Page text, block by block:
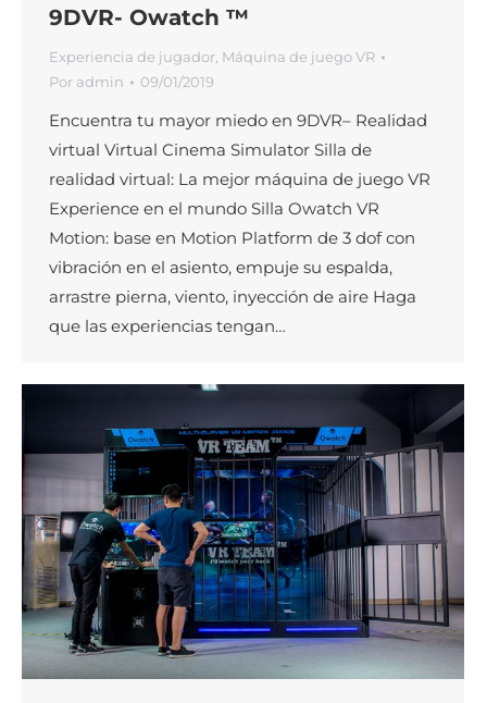
9DVR- Owatch ™
Experiencia de jugador, Máquina de juego VR
Por admin 09/01/2019
Encuentra tu mayor miedo en 9DVR– Realidad
virtual Virtual Cinema Simulator Silla de
realidad virtual: La mejor máquina de juego VR
Experience en el mundo Silla Owatch VR
Motion: base en Motion Platform de 3 dof con
vibración en el asiento, empuje su espalda,
arrastre pierna, viento, inyección de aire Haga
que las experiencias tengan…